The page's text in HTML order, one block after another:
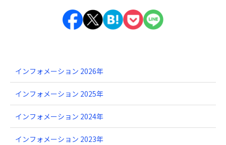
インフォメーション 2026年
インフォメーション 2025年
インフォメーション 2024年
インフォメーション 2023年